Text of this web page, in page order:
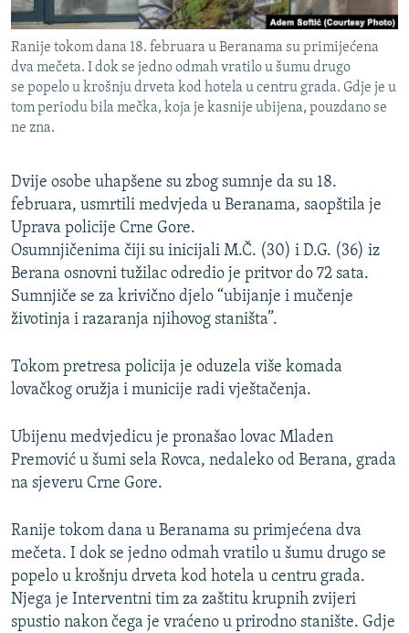
GENOCID U SREBRENICI
POPLAVE I KLIZIŠTA U BIH 2024.
TV LIBERTY
POST SCRIPTUM
TRI DECENIJE OD RATA U BIH
SVE KARTE DEJTONA
NASTANAK I RASPAD JUGOSLAVIJE
PRATITE NAS
Sve RFE/RL stranice
Ranije tokom dana 18. februara u Beranama su primijećena
dva mečeta. I dok se jedno odmah vratilo u šumu drugo
se popelo u krošnju drveta kod hotela u centru grada. Gdje je u
tom periodu bila mečka, koja je kasnije ubijena, pouzdano se
ne zna.
Dvije osobe uhapšene su zbog sumnje da su 18.
februara, usmrtili medvjeda u Beranama, saopštila je
Uprava policije Crne Gore.
Osumnjičenima čiji su inicijali M.Č. (30) i D.G. (36) iz
Berana osnovni tužilac odredio je pritvor do 72 sata.
Sumnjiče se za krivično djelo “ubijanje i mučenje
životinja i razaranja njihovog staništa”.
Tokom pretresa policija je oduzela više komada
lovačkog oružja i municije radi vještačenja.
Ubijenu medvjedicu je pronašao lovac Mladen
Premović u šumi sela Rovca, nedaleko od Berana, grada
na sjeveru Crne Gore.
Ranije tokom dana u Beranama su primjećena dva
mečeta. I dok se jedno odmah vratilo u šumu drugo se
popelo u krošnju drveta kod hotela u centru grada.
Njega je Interventni tim za zaštitu krupnih zvijeri
spustio nakon čega je vraćeno u prirodno stanište. Gdje